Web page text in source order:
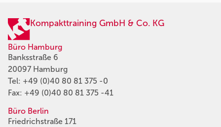
Kompakttraining GmbH & Co. KG
Büro Hamburg
Banksstraße 6
20097 Hamburg
Tel: +49 (0)40 80 81 375 -0
Fax: +49 (0)40 80 81 375 -41
Büro Berlin
Friedrichstraße 171